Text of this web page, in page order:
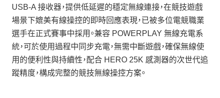
USB-A 接收器，提供低延遲的穩定無線連接，在競技遊戲
場景下媲美有線操控的即時回應表現，已被多位電競職業
選手在正式賽事中採用。兼容 POWERPLAY 無線充電系
統，可於使用過程中同步充電，無需中斷遊戲，確保無線使
用的便利性與持續性，配合 HERO 25K 感測器的次世代追
蹤精度，構成完整的競技無線操控方案。